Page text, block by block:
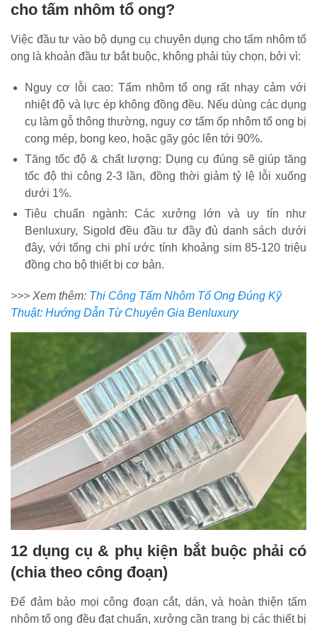
cho tấm nhôm tổ ong?
Việc đầu tư vào bộ dụng cụ chuyên dụng cho tấm nhôm tổ
ong là khoản đầu tư bắt buộc, không phải tùy chọn, bởi vì:
Nguy cơ lỗi cao: Tấm nhôm tổ ong rất nhạy cảm với
nhiệt độ và lực ép không đồng đều. Nếu dùng các dụng
cụ làm gỗ thông thường, nguy cơ tấm ốp nhôm tổ ong bị
cong mép, bong keo, hoặc gãy góc lên tới 90%.
Tăng tốc độ & chất lượng: Dụng cụ đúng sẽ giúp tăng
tốc độ thi công 2-3 lần, đồng thời giảm tỷ lệ lỗi xuống
dưới 1%.
Tiêu chuẩn ngành: Các xưởng lớn và uy tín như
Benluxury, Sigold đều đầu tư đầy đủ danh sách dưới
đây, với tổng chi phí ước tính khoảng sim 85-120 triệu
đồng cho bộ thiết bị cơ bản.
>>> Xem thêm: Thi Công Tấm Nhôm Tổ Ong Đúng Kỹ
Thuật: Hướng Dẫn Từ Chuyên Gia Benluxury
12 dụng cụ & phụ kiện bắt buộc phải có
(chia theo công đoạn)
Để đảm bảo mọi công đoạn cắt, dán, và hoàn thiện tấm
nhôm tổ ong đều đạt chuẩn, xưởng cần trang bị các thiết bị